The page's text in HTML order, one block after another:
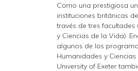
Como una prestigiosa
instituciones británicas
través de tres facultades
y Ciencias de la Vida).
algunos de los
Humanidades y
University of Exeter